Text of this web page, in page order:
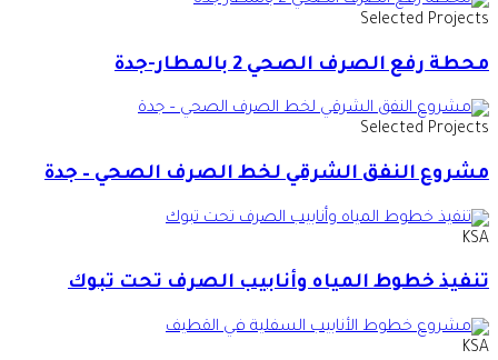
Selected Projects
محطة رفع الصرف الصحي 2 بالمطار-جدة
Selected Projects
مشروع النفق الشرقي لخط الصرف الصحي – جدة
KSA
تنفيذ خطوط المياه وأنابيب الصرف تحت تبوك
KSA